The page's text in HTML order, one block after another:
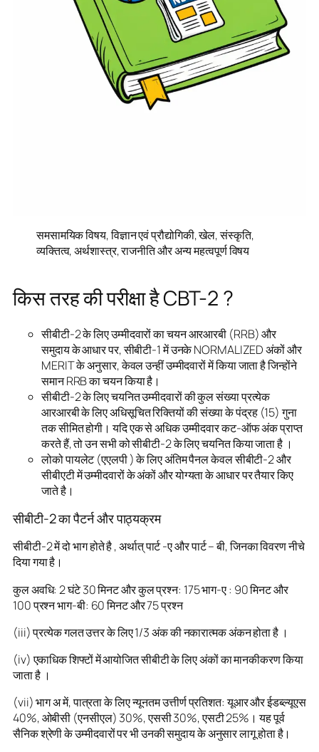
समसामयिक विषय, विज्ञान एवं प्रौद्योगिकी, खेल, संस्कृति,
व्यक्तित्व, अर्थशास्त्र, राजनीति और अन्य महत्वपूर्ण विषय
किस तरह की परीक्षा है CBT-2 ?
सीबीटी-2 के लिए उम्मीदवारों का चयन आरआरबी (RRB) और
समुदाय के आधार पर, सीबीटी-1 में उनके NORMALIZED अंकों और
MERIT के अनुसार, केवल उन्हीं उम्मीदवारों में किया जाता है जिन्होंने
समान RRB का चयन किया है।
सीबीटी-2 के लिए चयनित उम्मीदवारों की कुल संख्या प्रत्येक
आरआरबी के लिए अधिसूचित रिक्तियों की संख्या के पंद्रह (15) गुना
तक सीमित होगी। यदि एक से अधिक उम्मीदवार कट-ऑफ अंक प्राप्त
करते हैं, तो उन सभी को सीबीटी-2 के लिए चयनित किया जाता है ।
लोको पायलेट (एएलपी ) के लिए अंतिम पैनल केवल सीबीटी-2 और
सीबीएटी में उम्मीदवारों के अंकों और योग्यता के आधार पर तैयार किए
जाते है।
सीबीटी-2 का पैटर्न और पाठ्यक्रम
सीबीटी-2 में दो भाग होते है , अर्थात् पार्ट -ए और पार्ट – बी, जिनका विवरण नीचे
दिया गया है।
कुल अवधि: 2 घंटे 30 मिनट और कुल प्रश्न: 175 भाग-ए : 90 मिनट और
100 प्रश्न भाग-बी: 60 मिनट और 75 प्रश्न
(iii) प्रत्येक गलत उत्तर के लिए 1/3 अंक की नकारात्मक अंकन होता है ।
(iv) एकाधिक शिफ्टों में आयोजित सीबीटी के लिए अंकों का मानकीकरण किया
जाता है ।
(vii) भाग अ में, पात्रता के लिए न्यूनतम उत्तीर्ण प्रतिशत: यूआर और ईडब्ल्यूएस
40%, ओबीसी (एनसीएल) 30%, एससी 30%, एसटी 25%। यह पूर्व
सैनिक श्रेणी के उम्मीदवारों पर भी उनकी समुदाय के अनुसार लागू होता है।